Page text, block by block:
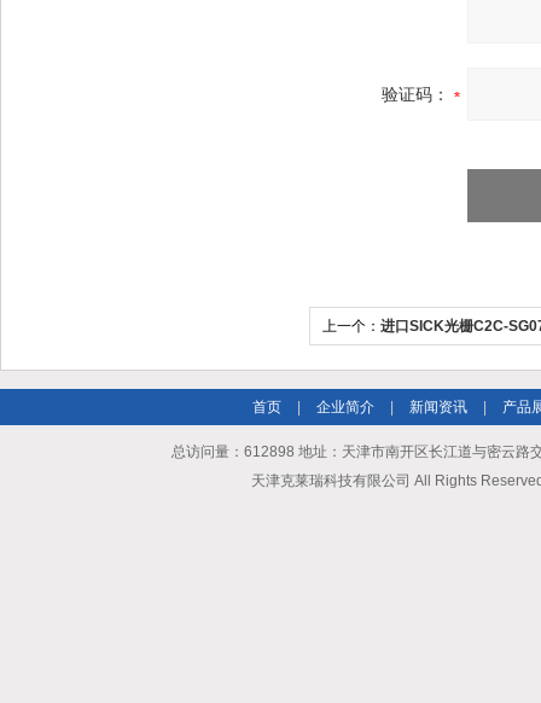
验证码：
上一个： 进口SICK光栅C2C-
首页 企业简介 新闻资讯 产品
总访问量：612898 地址：天津市南开区长江道与密云
天津克莱瑞科技有限公司 All Rights